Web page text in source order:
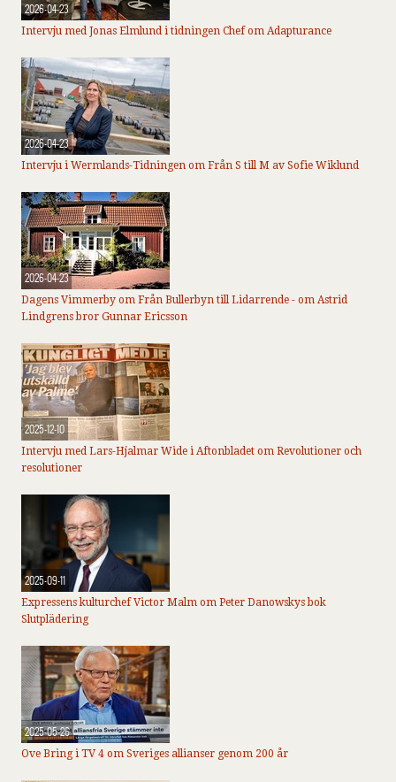
2026-04-23
Intervju med Jonas Elmlund i tidningen Chef om Adapturance
2026-04-23
Intervju i Wermlands-Tidningen om Från S till M av Sofie Wiklund
2026-04-23
Dagens Vimmerby om Från Bullerbyn till Lidarrende - om Astrid
Lindgrens bror Gunnar Ericsson
2025-12-10
Intervju med Lars-Hjalmar Wide i Aftonbladet om Revolutioner och
resolutioner
2025-09-11
Expressens kulturchef Victor Malm om Peter Danowskys bok
Slutplädering
2025-05-26
Ove Bring i TV 4 om Sveriges allianser genom 200 år